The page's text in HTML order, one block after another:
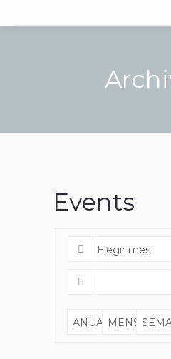
Events
ANUALMENSUAL